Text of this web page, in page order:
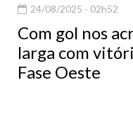
24/08/2025 - 02h52
Com gol nos
larga com
Fase Oeste